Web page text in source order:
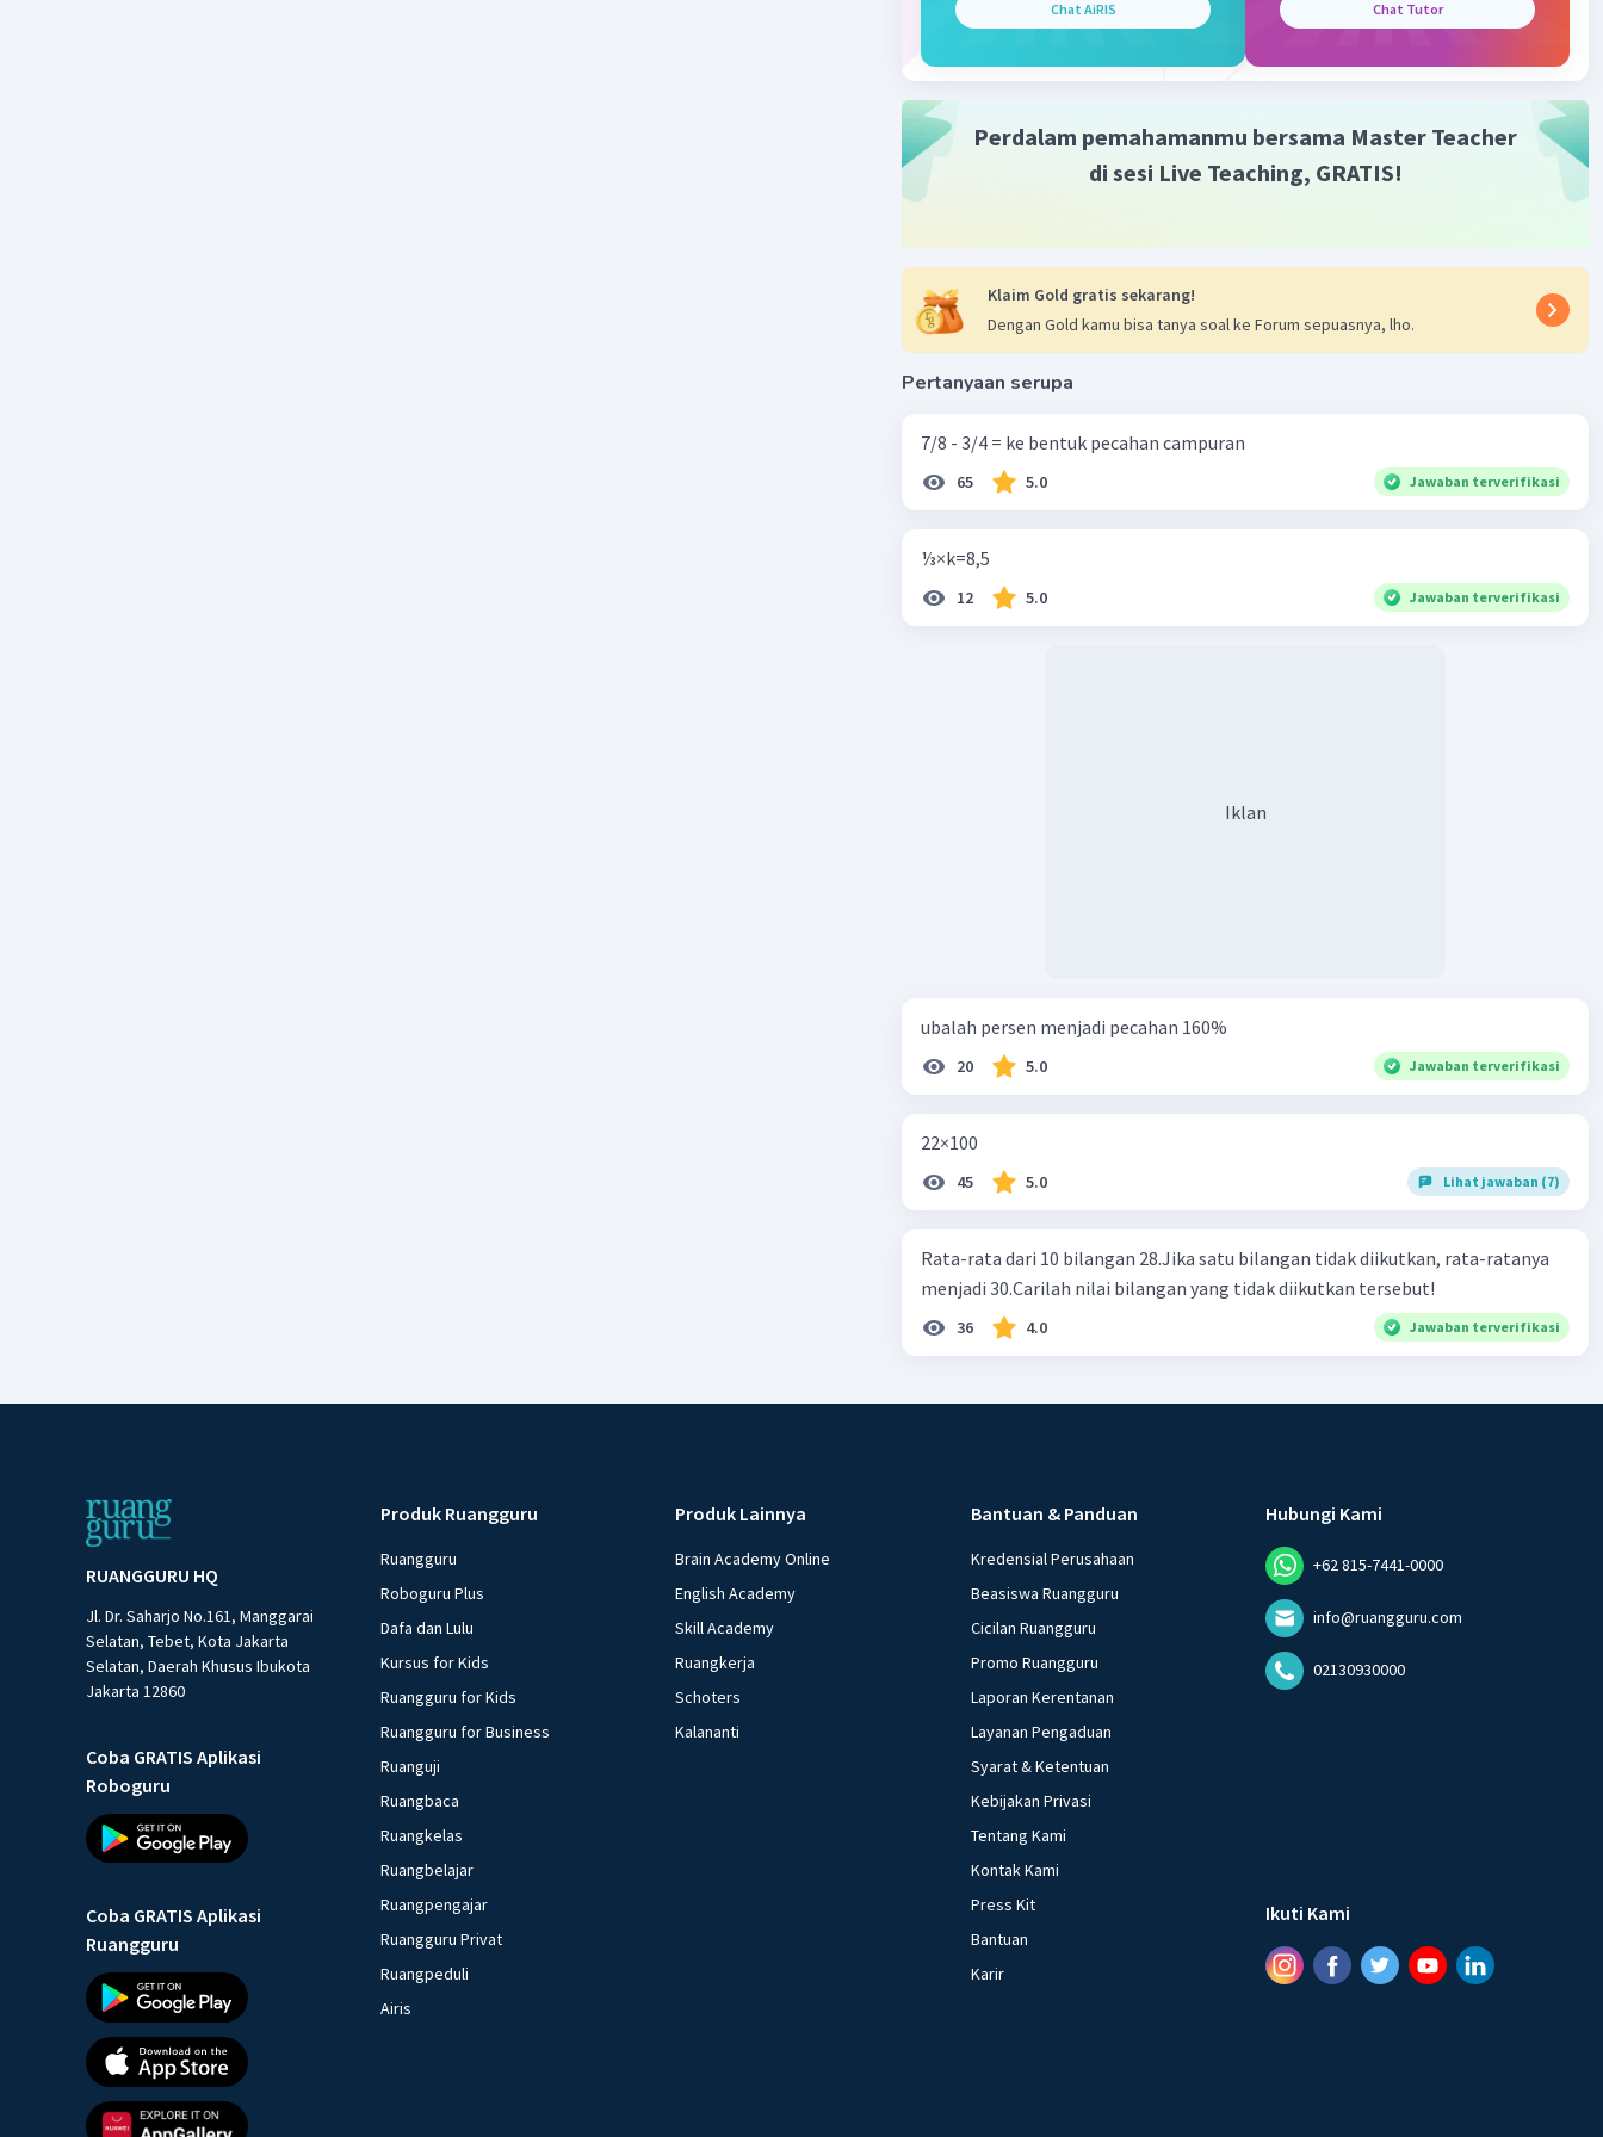
05 Januari 2023 13:07
@Septiana A, jawabannya - 7/12
Chat AiRIS Chat Tutor
Perdalam pemahamanmu bersama Master Teacher
di sesi Live Teaching, GRATIS!
Klaim Gold gratis sekarang!
Dengan Gold kamu bisa tanya soal ke Forum sepuasnya, lho.
Pertanyaan serupa
7/8 - 3/4 = ke bentuk pecahan campuran
65 5.0 Jawaban terverifikasi
⅓×k=8,5
12 5.0 Jawaban terverifikasi
Iklan
ubalah persen menjadi pecahan 160%
20 5.0 Jawaban terverifikasi
22×100
45 5.0 Lihat jawaban (7)
Rata-rata dari 10 bilangan 28.Jika satu bilangan tidak diikutkan, rata-ratanya
menjadi 30.Carilah nilai bilangan yang tidak diikutkan tersebut!
36 4.0 Jawaban terverifikasi
RUANGGURU HQ
Jl. Dr. Saharjo No.161, Manggarai
Selatan, Tebet, Kota Jakarta
Selatan, Daerah Khusus Ibukota
Jakarta 12860
Coba GRATIS Aplikasi
Roboguru
Coba GRATIS Aplikasi
Ruangguru
Produk Ruangguru
Ruangguru
Roboguru Plus
Dafa dan Lulu
Kursus for Kids
Ruangguru for Kids
Ruangguru for Business
Ruanguji
Ruangbaca
Ruangkelas
Ruangbelajar
Ruangpengajar
Ruangguru Privat
Ruangpeduli
Airis
Produk Lainnya
Brain Academy Online
English Academy
Skill Academy
Ruangkerja
Schoters
Kalananti
Bantuan & Panduan
Kredensial Perusahaan
Beasiswa Ruangguru
Cicilan Ruangguru
Promo Ruangguru
Laporan Kerentanan
Layanan Pengaduan
Syarat & Ketentuan
Kebijakan Privasi
Tentang Kami
Kontak Kami
Press Kit
Bantuan
Karir
Hubungi Kami
+62 815-7441-0000
info@ruangguru.com
02130930000
Ikuti Kami